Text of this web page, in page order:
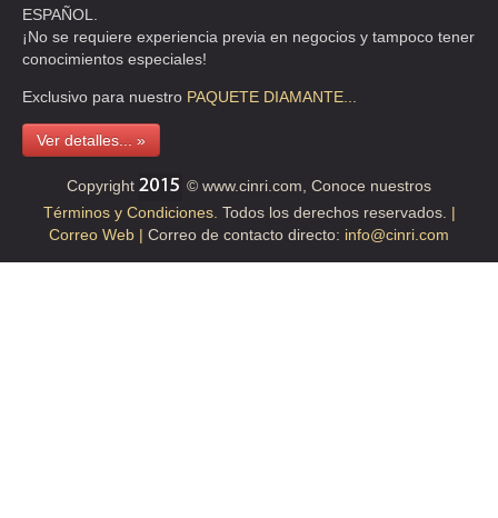
ESPAÑOL.
¡No se requiere experiencia previa en negocios y tampoco tener
conocimientos especiales!
Exclusivo para nuestro PAQUETE DIAMANTE...
Ver detalles... »
Copyright
© www.cinri.com, Conoce nuestros
Términos y Condiciones. Todos los derechos reservados. |
Correo Web | Correo de contacto directo: info@cinri.com